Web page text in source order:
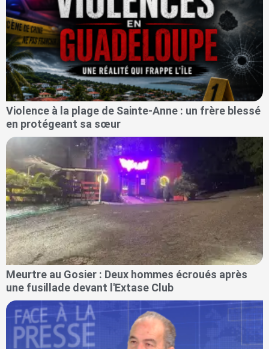
Violence à la plage de Sainte-Anne : un frère blessé
en protégeant sa sœur
Meurtre au Gosier : Deux hommes écroués après
une fusillade devant l'Extase Club